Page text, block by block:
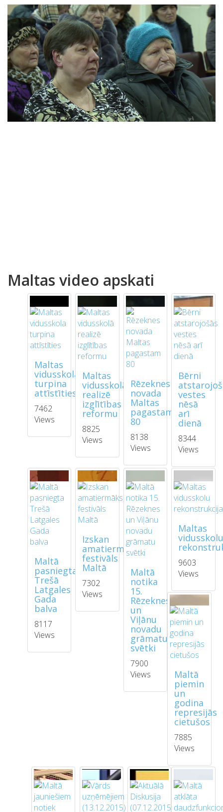
Maltas video apskati
Maltas
vidusskola
turpina
attīstīties
7462
Views
Maltas
vidusskolā
realizē
izglītības
reformu
8825
Views
Rēzeknes
novada
Maltas
pagastam
80
8138
Views
Bērni
vestes
nēsā
arī
dienā
8344
Views
Maltā
pasniegta
Trešā
Latgales
Gada
balva
8117
Views
Izskan
amatiermākslas
festivāls
Maltā
7302
Views
Maltā
notika
15.
Rēzeknes
un
Viļānu
novadu
grāmatu
svētki
7900
Views
Maltas
9603
Views
Maltā
piemin
un
godina
represijās
cietušos
7885
Views